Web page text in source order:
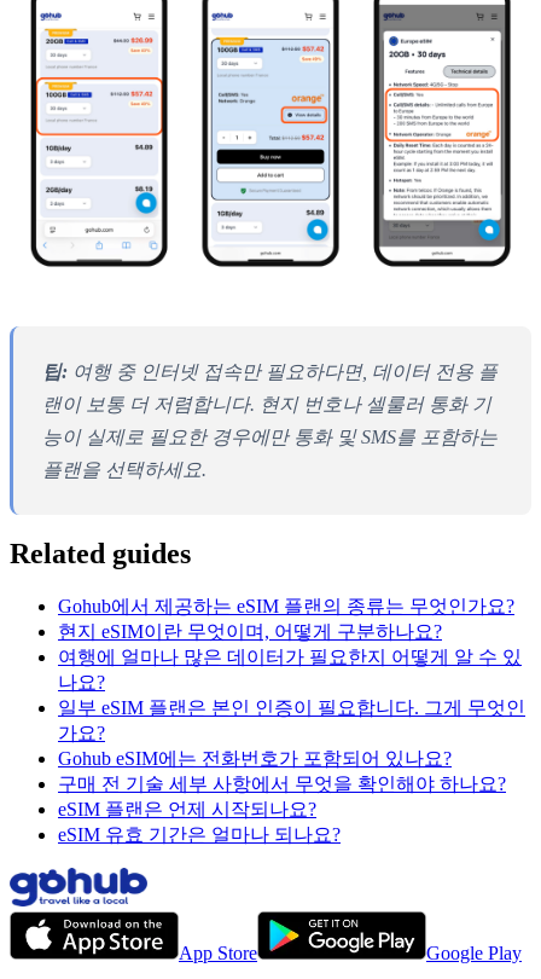
팁: 여행 중 인터넷 접속만 필요하다면, 데이터 전용 플
랜이 보통 더 저렴합니다. 현지 번호나 셀룰러 통화 기
능이 실제로 필요한 경우에만 통화 및 SMS를 포함하는
플랜을 선택하세요.
Related guides
Gohub에서 제공하는 eSIM 플랜의 종류는 무엇인가요?
현지 eSIM이란 무엇이며, 어떻게 구분하나요?
여행에 얼마나 많은 데이터가 필요한지 어떻게 알 수 있
나요?
일부 eSIM 플랜은 본인 인증이 필요합니다. 그게 무엇인
가요?
Gohub eSIM에는 전화번호가 포함되어 있나요?
구매 전 기술 세부 사항에서 무엇을 확인해야 하나요?
eSIM 플랜은 언제 시작되나요?
eSIM 유효 기간은 얼마나 되나요?
App Store Google Play